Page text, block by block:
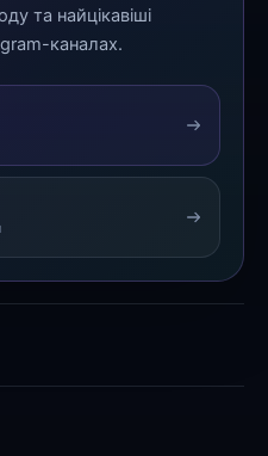
та найцікавіші
каналах.